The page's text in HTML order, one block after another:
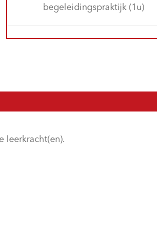
begeleidingspraktijk (1u)
leerkracht(en).